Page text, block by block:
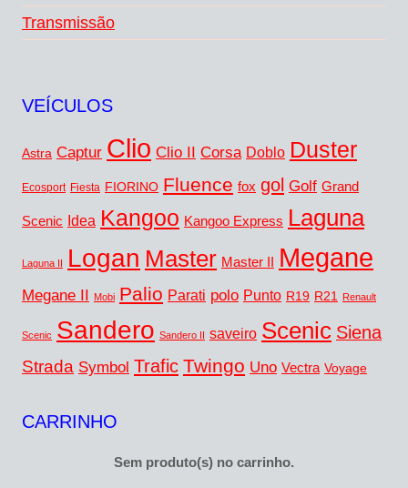
Transmissão
VEÍCULOS
Astra Captur Clio Clio II Corsa Doblo Duster
Ecosport Fiesta FIORINO Fluence fox gol Golf Grand
Scenic Idea Kangoo Kangoo Express Laguna
Laguna II Logan Master Master II Megane
Megane II Mobi Palio Parati polo Punto R19 R21 Renault
Scenic Sandero Sandero II saveiro Scenic Siena
Strada Symbol Trafic Twingo Uno Vectra Voyage
CARRINHO
Sem produto(s) no carrinho.